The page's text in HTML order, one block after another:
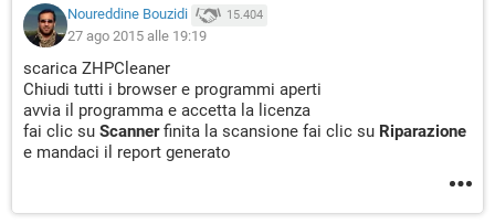
Noureddine Bouzidi 15.404
27 ago 2015 alle 19:19
scarica ZHPCleaner
Chiudi tutti i browser e programmi aperti
avvia il programma e accetta la licenza
fai clic su Scannerfinita la scansione fai clic su Riparazione
e mandaci il report generato